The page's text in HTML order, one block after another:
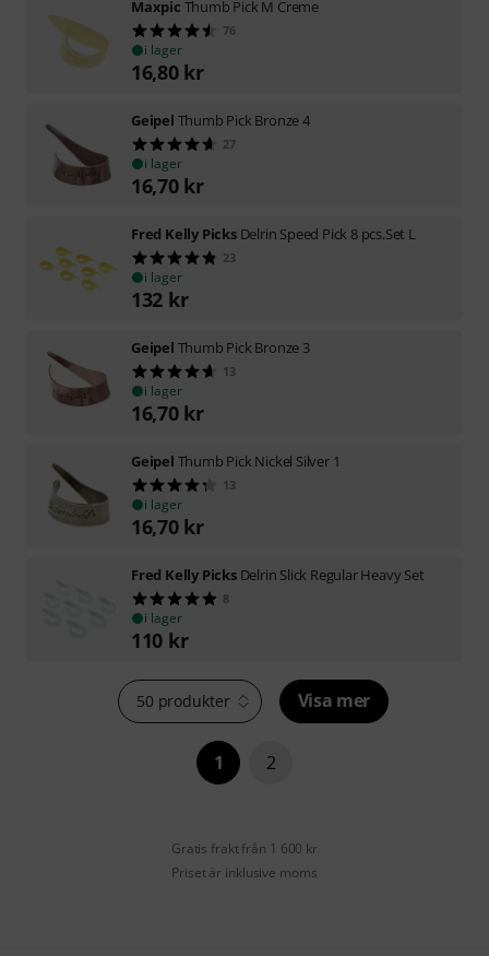
Maxpic Thumb Pick M Creme
76
i lager
16,80 kr
Geipel Thumb Pick Bronze 4
27
i lager
16,70 kr
Fred Kelly Picks Delrin Speed Pick 8 pcs.Set L
23
i lager
132 kr
Geipel Thumb Pick Bronze 3
13
i lager
16,70 kr
Geipel Thumb Pick Nickel Silver 1
13
i lager
16,70 kr
Fred Kelly Picks Delrin Slick Regular Heavy Set
8
i lager
110 kr
50 produkter Visa mer
1 2
Gratis frakt från 1 600 kr
Priset är inklusive moms